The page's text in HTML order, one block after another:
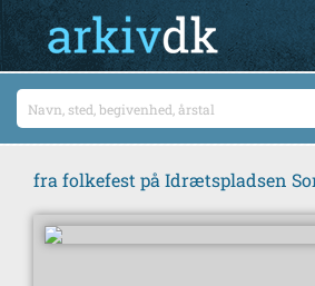
fra folkefest på Idrætspladsen